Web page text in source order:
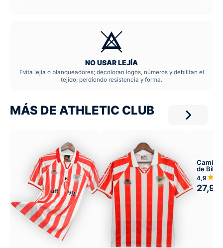
NO USAR LEJÍA
Evita lejía o blanqueadores; decoloran logos, números y debilitan el
tejido, perdiendo resistencia y forma.
MÁS DE ATHLETIC CLUB
de
Versión
4,9
27,99